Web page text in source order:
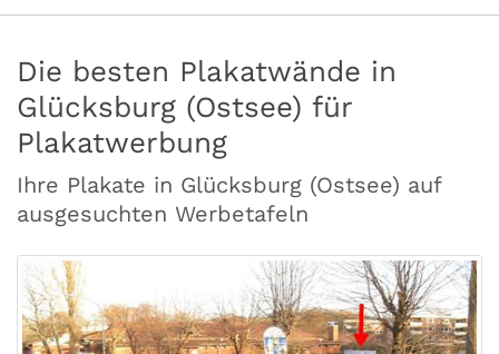
Die besten Plakatwände in
Glücksburg (Ostsee) für
Plakatwerbung
Ihre Plakate in Glücksburg (Ostsee) auf
ausgesuchten Werbetafeln